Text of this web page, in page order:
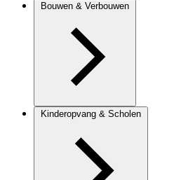
Bouwen & Verbouwen
Kinderopvang & Scholen